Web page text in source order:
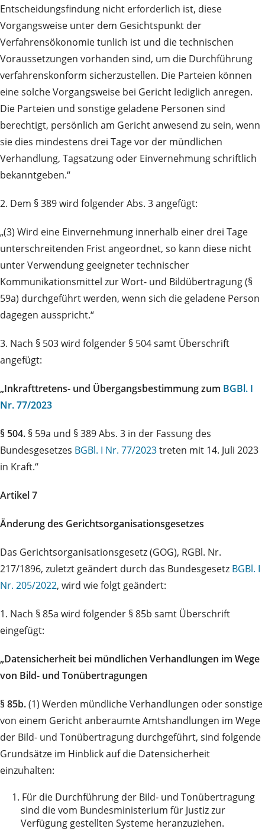
Entscheidungsfindung nicht erforderlich ist, diese
Vorgangsweise unter dem Gesichtspunkt der
Verfahrensökonomie tunlich ist und die technischen
Voraussetzungen vorhanden sind, um die Durchführung
verfahrenskonform sicherzustellen. Die Parteien können
eine solche Vorgangsweise bei Gericht lediglich anregen.
Die Parteien und sonstige geladene Personen sind
berechtigt, persönlich am Gericht anwesend zu sein, wenn
sie dies mindestens drei Tage vor der mündlichen
Verhandlung, Tagsatzung oder Einvernehmung schriftlich
bekanntgeben.“
2. Dem § 389 wird folgender Abs. 3 angefügt:
„(3) Wird eine Einvernehmung innerhalb einer drei Tage
unterschreitenden Frist angeordnet, so kann diese nicht
unter Verwendung geeigneter technischer
Kommunikationsmittel zur Wort- und Bildübertragung (§
59a) durchgeführt werden, wenn sich die geladene Person
dagegen ausspricht.“
3. Nach § 503 wird folgender § 504 samt Überschrift
angefügt:
„Inkrafttretens- und Übergangsbestimmung zum BGBl. I
Nr. 77/2023
§ 504. § 59a und § 389 Abs. 3 in der Fassung des
Bundesgesetzes BGBl. I Nr. 77/2023treten mit 14. Juli 2023
in Kraft.“
Artikel 7
Änderung des Gerichtsorganisationsgesetzes
Das Gerichtsorganisationsgesetz (GOG), RGBl. Nr.
217/1896, zuletzt geändert durch das Bundesgesetz BGBl. I
Nr. 205/2022, wird wie folgt geändert:
1. Nach § 85a wird folgender § 85b samt Überschrift
eingefügt:
„Datensicherheit bei mündlichen Verhandlungen im Wege
von Bild- und Tonübertragungen
§ 85b.(1) Werden mündliche Verhandlungen oder sonstige
von einem Gericht anberaumte Amtshandlungen im Wege
der Bild- und Tonübertragung durchgeführt, sind folgende
Grundsätze im Hinblick auf die Datensicherheit
einzuhalten:
1. Für die Durchführung der Bild- und Tonübertragung
sind die vom Bundesministerium für Justiz zur
Verfügung gestellten Systeme heranzuziehen.